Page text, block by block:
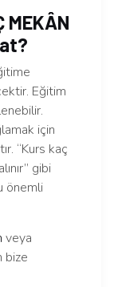
MEKÂN
Eğitim
için
“Kurs kaç
gibi
önemli
veya
bize